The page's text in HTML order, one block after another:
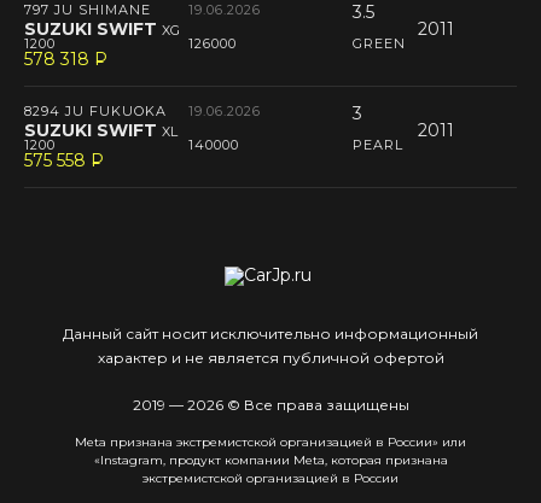
797 JU SHIMANE 19.06.2026 3.5
SUZUKI SWIFT XG 2011
1200 126000 GREEN
578 318 P
--
8294 JU FUKUOKA 19.06.2026 3
SUZUKI SWIFT XL 2011
1200 140000 PEARL
575 558 P
--
Данный сайт носит исключительно информационный
характер и не является публичной офертой
2019 — 2026 © Все права защищены
Meta признана экстремистcкой организацией в России» или
«Instagram, продукт компании Meta, которая признана
экстремистской организацией в России